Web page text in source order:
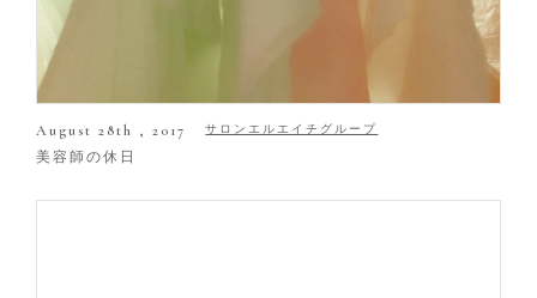
August 28th , 2017 サロンエルエイチグループ
美容師の休日